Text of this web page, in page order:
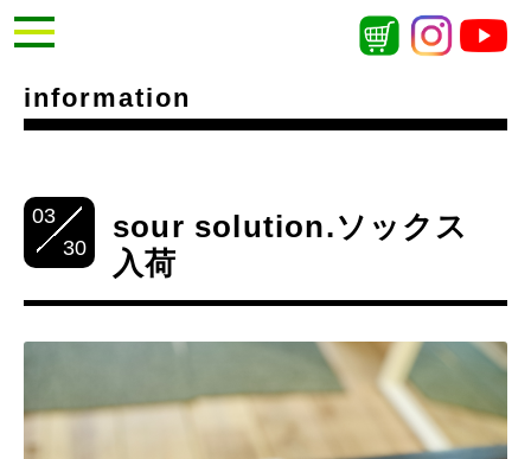
information
03
30
sour solution.ソックス
入荷